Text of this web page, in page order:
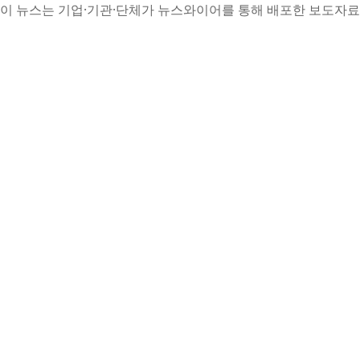
이 뉴스는 기업·기관·단체가 뉴스와이어를 통해 배포한 보도자